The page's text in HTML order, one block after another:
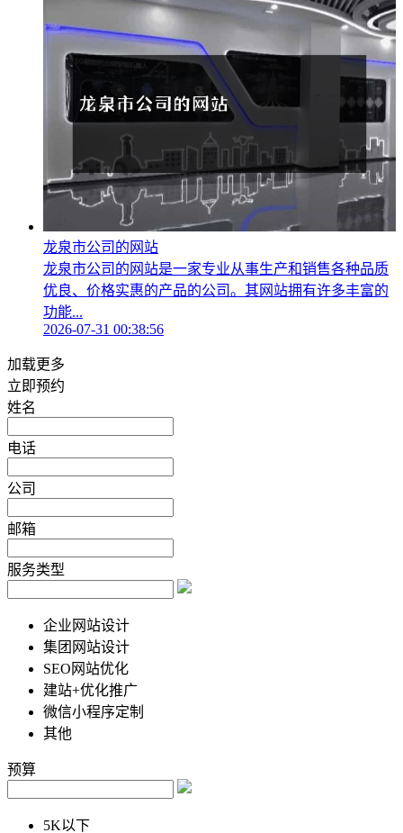
龙泉市公司的网站
龙泉市公司的网站是一家专业从事生产和销售各种品质
优良、价格实惠的产品的公司。其网站拥有许多丰富的
功能...
2026-07-31 00:38:56
加载更多
立即预约
姓名
电话
公司
邮箱
服务类型
企业网站设计
集团网站设计
SEO网站优化
建站+优化推广
微信小程序定制
其他
预算
5K以下